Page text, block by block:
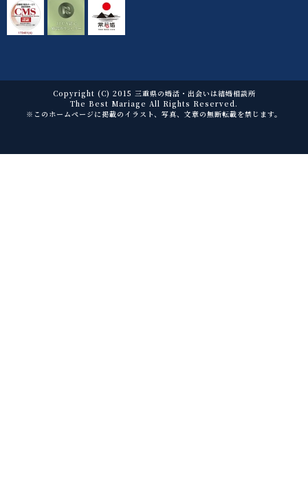
Copyright (C) 2015 三重県の婚活・出会いは結婚相談所
The Best Mariage All Rights Reserved.
※このホームページに掲載のイラスト、写真、文章の無断転載を禁じます。